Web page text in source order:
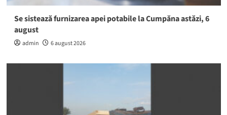
Se sistează furnizarea apei potabile la Cumpăna astăzi, 6
august
admin 6 august 2026